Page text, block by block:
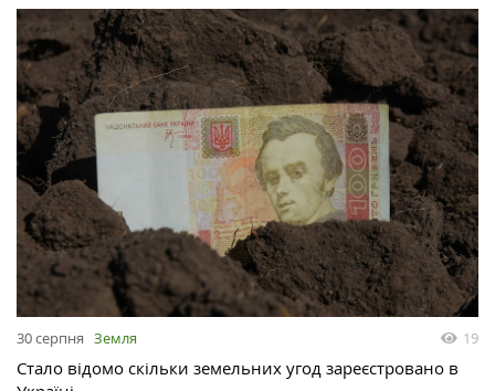
30 серпня Земля 19
Стало відомо скільки земельних угод зареєстровано в